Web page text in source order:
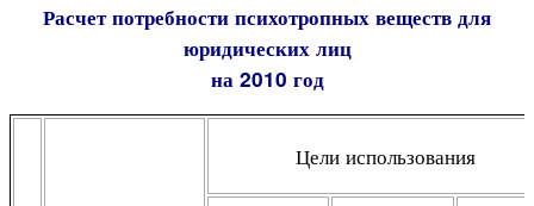
Расчет потребности психотропных веществ для
юридических лиц
на 2010 год
Цели использования